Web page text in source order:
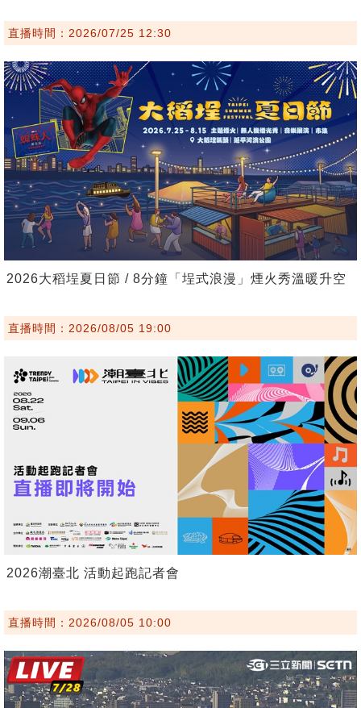
直播時間：2026/07/25 12:30
2026大稻埕夏日節 / 8分鐘「埕式浪漫」煙火秀溫暖升空
直播時間：2026/08/05 19:00
2026潮臺北 活動起跑記者會
直播時間：2026/08/05 10:00